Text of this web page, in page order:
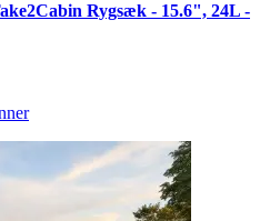
Rygsæk - 15.6", 24L -